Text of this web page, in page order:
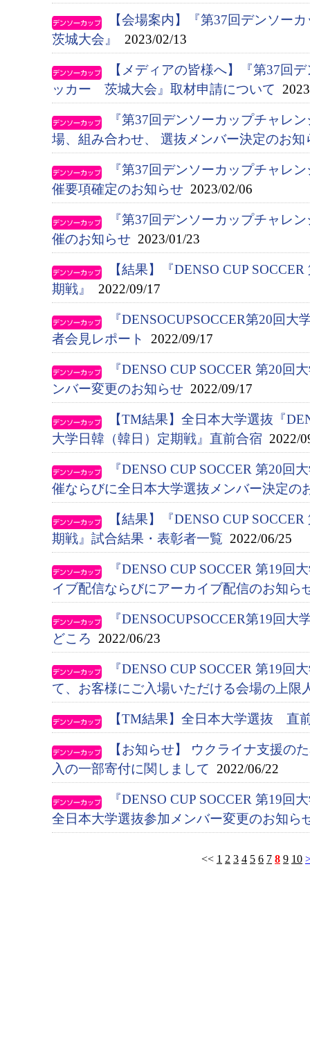
【会場案内】『第37回デンソ
茨城大会』
2023/02/13
【メディアの皆様へ】『第37回
ッカー 茨城大会』取材申請について
『第37回デンソーカップチャレ
場、組み合わせ、 選抜メンバー決定のお知
『第37回デンソーカップチャレ
催要項確定のお知らせ 2023/02/06
『第37回デンソーカップチャレ
催のお知らせ 2023/01/23
【結果】『DENSO CUP
期戦』
2022/09/17
『DENSOCUPSOCCER第20回
者会見レポート
2022/09/17
『DENSO CUP SOCCER 第20回
ンバー変更のお知らせ 2022/09/17
【TM結果】全日本大学選抜『
大学日韓（韓日）定期戦』直前合宿 2022/
『DENSO CUP SOCCER 第20回
催ならびに全日本大学選抜メンバー決定の
【結果】『DENSO CUP
期戦』試合結果・表彰者一覧 2022/06/25
『DENSO CUP SOCCER 第19回
イブ配信ならびにアーカイブ配信のお知ら
『DENSOCUPSOCCER第19回
どころ 2022/06/23
『DENSO CUP SOCCER 第19回
て、お客様にご入場いただける会場の上限
【TM結果】全日本大学選抜 直
【お知らせ】 ウクライナ支援の
入の一部寄付に関しまして 2022/06/22
『DENSO CUP SOCCER 第19回
全日本大学選抜参加メンバー変更のお知ら
<< 1 2 3 4 5 6 7 8 9 10